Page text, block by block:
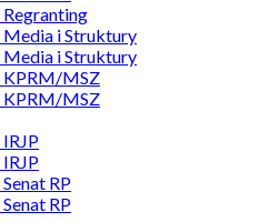
Regranting
Media i Struktury
Media i Struktury
KPRM/MSZ
KPRM/MSZ
RP
RP